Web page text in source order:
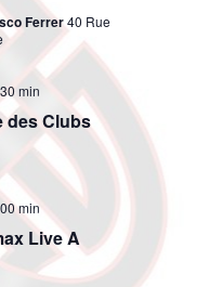
Ferrer40 Rue
des Clubs
min
Live A
min